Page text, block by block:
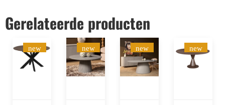
Gerelateerde producten
new new new new